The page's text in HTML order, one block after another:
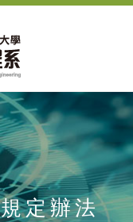
規定辦法